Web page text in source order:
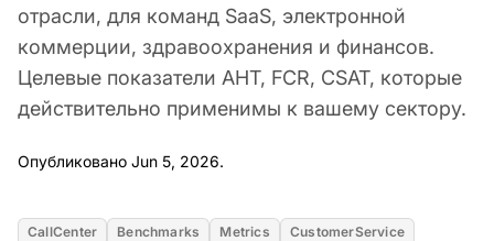
отрасли, для команд SaaS, электронной
коммерции, здравоохранения и финансов.
Целевые показатели AHT, FCR, CSAT, которые
действительно применимы к вашему сектору.
Опубликовано Jun 5, 2026.
CallCenter Benchmarks Metrics
CustomerService